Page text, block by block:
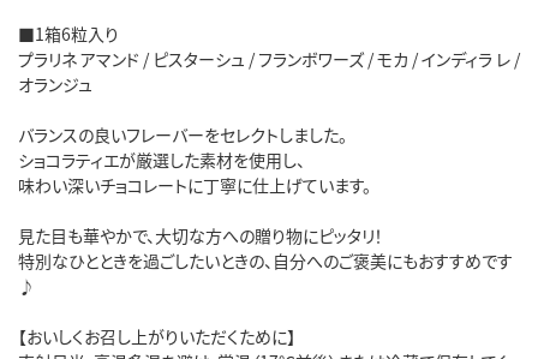
■1箱6粒入り
プラリネ アマンド / ピスターシュ / フランボワーズ / モカ / インディラ レ /
オランジュ
バランスの良いフレーバーをセレクトしました。
ショコラティエが厳選した素材を使用し、
味わい深いチョコレートに丁寧に仕上げています。
見た目も華やかで、大切な方への贈り物にピッタリ！
特別なひとときを過ごしたいときの、自分へのご褒美にもおすすめです
♪
【おいしくお召し上がりいただくために】